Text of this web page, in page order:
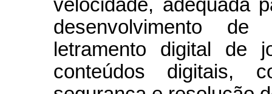
velocidade, adequada
desenvolvimento
letramento digital de
conteúdos digitais,